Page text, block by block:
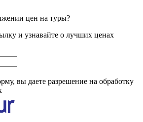
цен на туры?
и узнавайте о лучших ценах
вы даете разрешение на обработку